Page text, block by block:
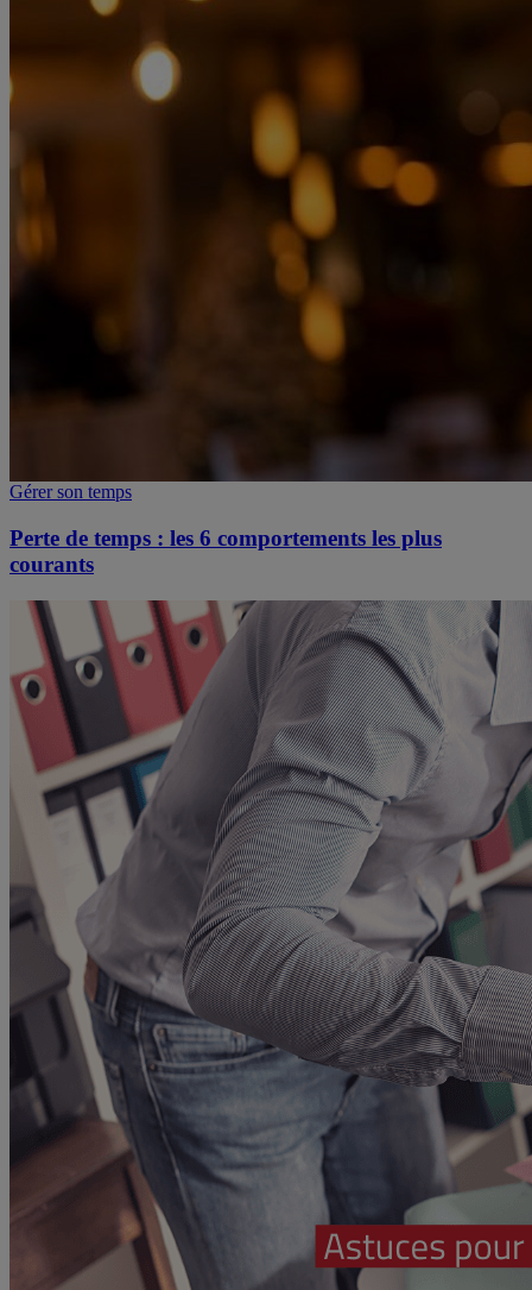
Gérer son temps
Perte de temps : les 6 comportements les plus
courants